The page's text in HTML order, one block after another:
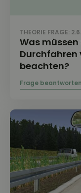
THEORIE FRAGE:
Was müssen
Durchfahren
beachten?